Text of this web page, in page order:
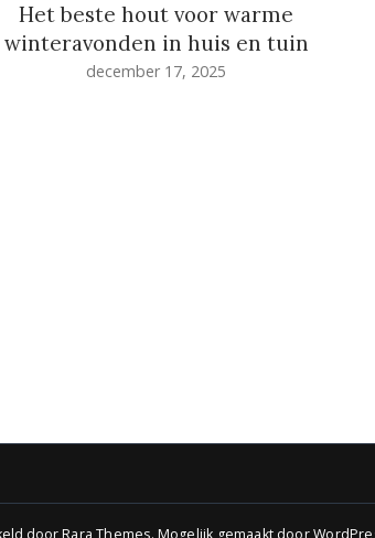
Het beste hout voor warme
winteravonden in huis en tuin
december 17, 2025
doorRara Themes. Mogelijk gemaakt door